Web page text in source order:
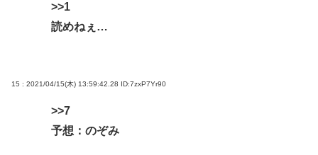
>>1
読めねぇ…
15 : 2021/04/15(木) 13:59:42.28 ID:7zxP7Yr90
>>7
予想：のぞみ